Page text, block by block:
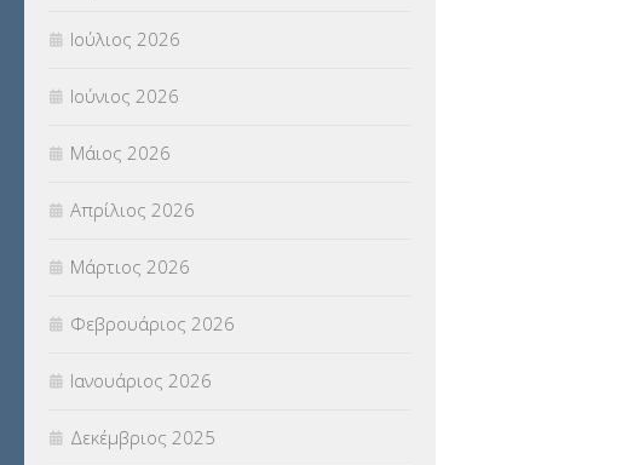
(18)
ΣΥΝΤΑΞΕΙΣ(12)
ΣΧΟΛΙΚΟΙ ΣΥΜΒΟΥΛΟΙ
Ιούλιος 2026
Ιούνιος 2026
Μάιος 2026
Απρίλιος 2026
Μάρτιος 2026
Φεβρουάριος 2026
Ιανουάριος 2026
Δεκέμβριος 2025